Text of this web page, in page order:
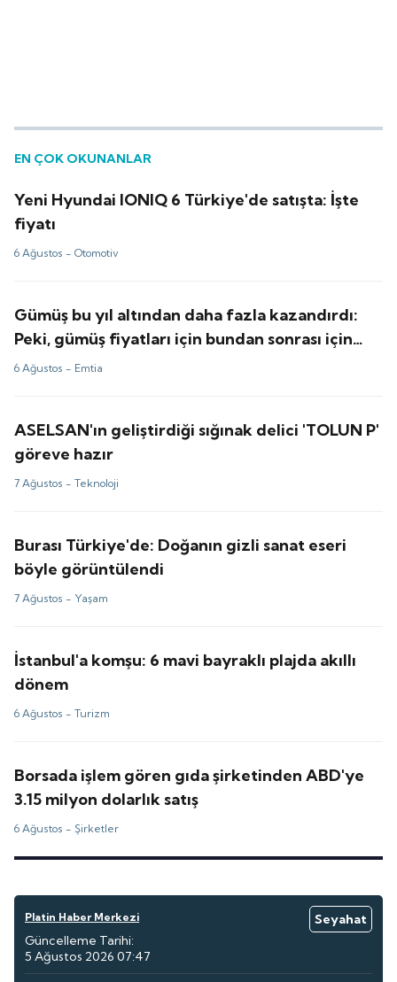
EN ÇOK OKUNANLAR
Yeni Hyundai IONIQ 6 Türkiye'de satışta: İşte
fiyatı
6 Ağustos -Otomotiv
Gümüş bu yıl altından daha fazla kazandırdı:
Peki, gümüş fiyatları için bundan sonrası için
tahminler ne?
6 Ağustos - Emtia
ASELSAN'ın geliştirdiği sığınak delici 'TOLUN P'
göreve hazır
7 Ağustos -Teknoloji
Burası Türkiye'de: Doğanın gizli sanat eseri
böyle görüntülendi
7 Ağustos - Yaşam
İstanbul'a komşu: 6 mavi bayraklı plajda akıllı
dönem
6 Ağustos -Turizm
Borsada işlem gören gıda şirketinden ABD'ye
3.15 milyon dolarlık satış
6 Ağustos -Şirketler
Platin Haber Merkezi
Seyahat
Güncelleme Tarihi:
5 Ağustos 2026 07:47